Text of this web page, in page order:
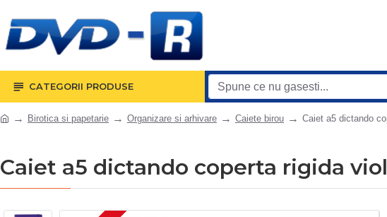
CATEGORII PRODUSE
Birotica si papetarie Organizare si arhivare Caiete birou Caiet a5 dictando
Caiet a5 dictando coperta rigida